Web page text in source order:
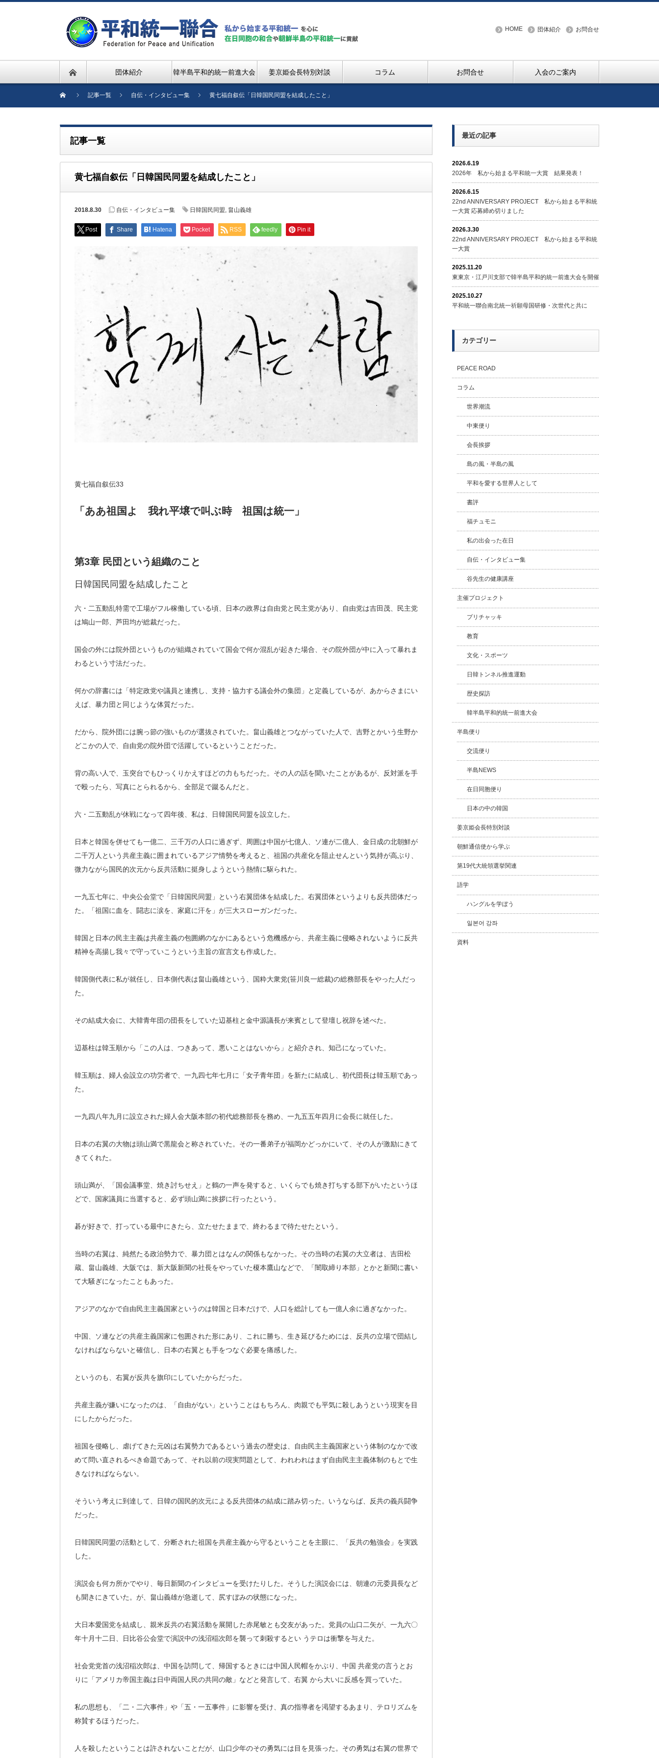
HOME 団体紹介 お問合せ
団体紹介 韓半島平和的統一前進大会 姜京姫会長特別対談 コラム お問合せ 入会のご案内
記事一覧 自伝・インタビュー集 黄七福自叙伝「日韓国民同盟を結成したこと」
記事一覧
黄七福自叙伝「日韓国民同盟を結成したこと」
2018.8.30 自伝・インタビュー集 日韓国民同盟, 畠山義雄
Post Share Hatena Pocket RSS feedly Pin it
黄七福自叙伝33
「ああ祖国よ 我れ平壌で叫ぶ時 祖国は統一」
第3章 民団という組織のこと
日韓国民同盟を結成したこと
六・二五動乱特需で工場がフル稼働している頃、日本の政界は自由党と民主党があり、自由党は吉田茂、民主党
は鳩山一郎、芦田均が総裁だった。
国会の外には院外団というものが組織されていて国会で何か混乱が起きた場合、その院外団が中に入って暴れま
わるという寸法だった。
何かの辞書には「特定政党や議員と連携し、支持・協力する議会外の集団」と定義しているが、あからさまにい
えば、暴力団と同じような体質だった。
だから、院外団には腕っ節の強いものが選抜されていた。畠山義雄とつながっていた人で、吉野とかいう生野か
どこかの人で、自由党の院外団で活躍しているということだった。
背の高い人で、玉突台でもひっくりかえすほどの力もちだった。その人の話を聞いたことがあるが、反対派を手
で殴ったら、写真にとられるから、全部足で蹴るんだと。
六・二五動乱が休戦になって四年後、私は、日韓国民同盟を設立した。
日本と韓国を併せても一億二、三千万の人口に過ぎず、周囲は中国が七億人、ソ連が二億人、金日成の北朝鮮が
二千万人という共産主義に囲まれているアジア情勢を考えると、祖国の共産化を阻止せんという気持が高ぶり、
微力ながら国民的次元から反共活動に挺身しようという熱情に駆られた。
一九五七年に、中央公会堂で「日韓国民同盟」という右翼団体を結成した。右翼団体というよりも反共団体だっ
た。「祖国に血を、闘志に涙を、家庭に汗を」が三大スローガンだった。
韓国と日本の民主主義は共産主義の包囲網のなかにあるという危機感から、共産主義に侵略されないように反共
精神を高揚し我々で守っていこうという主旨の宣言文も作成した。
韓国側代表に私が就任し、日本側代表は畠山義雄という、国粋大衆党(笹川良一総裁)の総務部長をやった人だっ
た。
その結成大会に、大韓青年団の団長をしていた辺基柱と金中源議長が来賓として登壇し祝辞を述べた。
辺基柱は韓玉順から「この人は、つきあって、悪いことはないから」と紹介され、知己になっていた。
韓玉順は、婦人会設立の功労者で、一九四七年七月に「女子青年団」を新たに結成し、初代団長は韓玉順であっ
た。
一九四八年九月に設立された婦人会大阪本部の初代総務部長を務め、一九五五年四月に会長に就任した。
日本の右翼の大物は頭山満で黒龍会と称されていた。その一番弟子が福岡かどっかにいて、その人が激励にきて
きてくれた。
頭山満が、「国会議事堂、焼き討ちせえ」と鶴の一声を発すると、いくらでも焼き打ちする部下がいたというほ
どで、国家議員に当選すると、必ず頭山満に挨拶に行ったという。
碁が好きで、打っている最中にきたら、立たせたままで、終わるまで待たせたという。
当時の右翼は、純然たる政治勢力で、暴力団とはなんの関係もなかった。その当時の右翼の大立者は、吉田松
蔵、畠山義雄、大阪では、新大阪新聞の社長をやっていた榎本鷹山などで、「闇取締り本部」とかと新聞に書い
て大騒ぎになったこともあった。
アジアのなかで自由民主主義国家というのは韓国と日本だけで、人口を総計しても一億人余に過ぎなかった。
中国、ソ連などの共産主義国家に包囲された形にあり、これに勝ち、生き延びるためには、反共の立場で団結し
なければならないと確信し、日本の右翼とも手をつなぐ必要を痛感した。
というのも、右翼が反共を旗印にしていたからだった。
共産主義が嫌いになったのは、「自由がない」ということはもちろん、肉親でも平気に殺しあうという現実を目
にしたからだった。
祖国を侵略し、虐げてきた元凶は右翼勢力であるという過去の歴史は、自由民主主義国家という体制のなかで改
めて問い直されるべき命題であって、それ以前の現実問題として、われわれはまず自由民主主義体制のもとで生
きなければならない。
そういう考えに到達して、日韓の国民的次元による反共団体の結成に踏み切った。いうならば、反共の義兵闘争
だった。
日韓国民同盟の活動として、分断された祖国を共産主義から守るということを主眼に、「反共の勉強会」を実践
した。
演説会も何カ所かでやり、毎日新聞のインタビューを受けたりした。そうした演説会には、朝連の元委員長など
も聞きにきていた。が、畠山義雄が急逝して、尻すぼみの状態になった。
大日本愛国党を結成し、親米反共の右翼活動を展開した赤尾敏とも交友があった。党員の山口二矢が、一九六〇
年十月十二日、日比谷公会堂で演説中の浅沼稲次郎を襲って刺殺するとい うテロは衝撃を与えた。
社会党党首の浅沼稲次郎は、中国を訪問して、帰国するときには中国人民帽をかぶり、中国 共産党の言うとお
りに「アメリカ帝国主義は日中両国人民の共同の敵」などと発言して、右翼 から大いに反感を買っていた。
私の思想も、「二・二六事件」や「五・一五事件」に影響を受け、真の指導者を渇望するあまり、テロリズムを
称賛するほうだった。
人を殺したということは許されないことだが、山口少年のその勇気には目を見張った。その勇気は右翼の世界で
最近の記事
2026.6.19
2026年 私から始まる平和統一大賞 結果発表！
2026.6.15
22nd ANNIVERSARY PROJECT 私から始まる平和統
一大賞 応募締め切りました
2026.3.30
22nd ANNIVERSARY PROJECT 私から始まる平和統
一大賞
2025.11.20
東東京・江戸川支部で韓半島平和的統一前進大会を開催
2025.10.27
平和統一聯合南北統一祈願母国研修・次世代と共に
カテゴリー
PEACE ROAD
コラム
世界潮流
中東便り
会長挨拶
島の風・半島の風
平和を愛する世界人として
書評
福チュモニ
私の出会った在日
自伝・インタビュー集
谷先生の健康講座
主催プロジェクト
プリチャッキ
教育
文化・スポーツ
日韓トンネル推進運動
歴史探訪
韓半島平和的統一前進大会
半島便り
交流便り
半島NEWS
在日同胞便り
日本の中の韓国
姜京姫会長特別対談
朝鮮通信使から学ぶ
第19代大統領選挙関連
語学
ハングルを学ぼう
일본어 강좌
資料